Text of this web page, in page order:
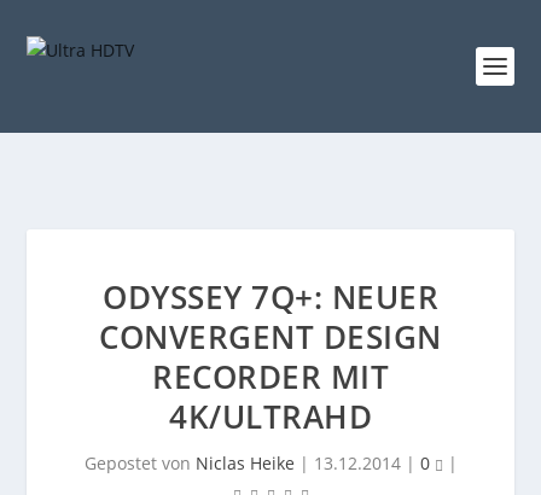
ODYSSEY 7Q+: NEUER
CONVERGENT DESIGN
RECORDER MIT
4K/ULTRAHD
Gepostet von Niclas Heike | 13.12.2014| 0 |